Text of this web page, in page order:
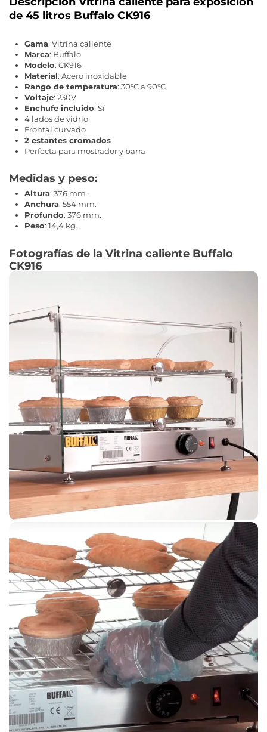
de 45 litros Buffalo CK916
Gama: Vitrina caliente
Marca: Buffalo
Modelo: CK916
Material: Acero inoxidable
Rango de temperatura: 30°C a 90°C
Voltaje: 230V
Enchufe incluido: Sí
4 lados de vidrio
Frontal curvado
2 estantes cromados
Perfecta para mostrador y barra
Medidas y peso:
Altura: 376 mm.
Anchura: 554 mm.
Profundo: 376 mm.
Peso: 14,4 kg.
Fotografías de la Vitrina caliente Buffalo
CK916